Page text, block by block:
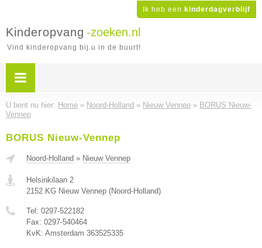
Ik heb een kinderdagverblijf
Kinderopvang -zoeken.nl
Vind kinderopvang bij u in de buurt!
U bent nu hier: Home » Noord-Holland » Nieuw Vennep » BORUS Nieuw-
Vennep
BORUS Nieuw-Vennep
Noord-Holland » Nieuw Vennep
Helsinkilaan 2
2152 KG Nieuw Vennep (Noord-Holland)
Tel: 0297-522182
Fax: 0297-540464
KvK: Amsterdam 363525335